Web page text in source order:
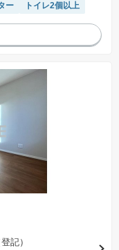
ー
トイレ2個以上
記）